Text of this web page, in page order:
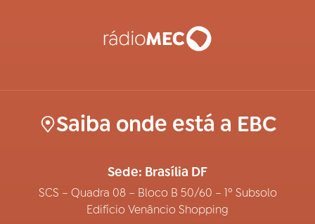
Saiba onde está a EBC
Sede: Brasília DF
SCS – Quadra 08 – Bloco B 50/60 – 1º Subsolo
Edifício Venâncio Shopping